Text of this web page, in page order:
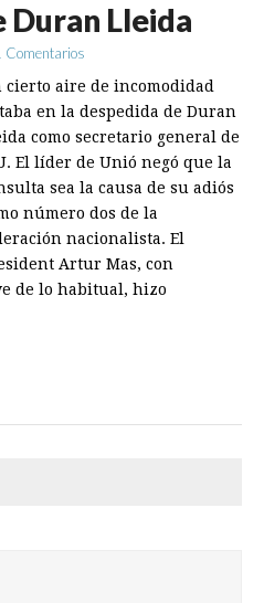
Duran Lleida
Comentarios
cierto aire de incomodidad
en la despedida de Duran
como secretario general de
El líder de Unió negó que la
sea la causa de su adiós
número dos de la
nacionalista. El
Artur Mas, con
de lo habitual, hizo